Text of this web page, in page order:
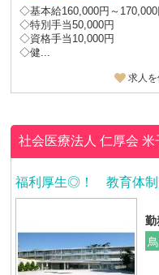
◇基本給160,000円～170,000
◇特別手当50,000円
◇資格手当10,000円
◇健...
求人
社会医療法人 仁厚会米
福利厚生◎！ 教育体制
勤